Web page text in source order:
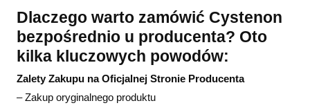
Dlaczego warto zamówić Cystenon
bezpośrednio u producenta? Oto
kilka kluczowych powodów:
Zalety Zakupu na Oficjalnej Stronie Producenta
– Zakup oryginalnego produktu